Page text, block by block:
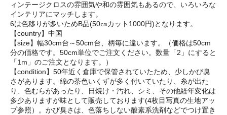
ィンテージクロスの雰囲気や和の雰囲気もあるので、いろいろな
インテリアにマッチします。
6は色移りが多いためB品(50㎝カット1000円)となります。
【country】中国
【size】幅30cm台～50cm台、柄毎に違います。（価格は50cm
分の価格です。50cm単位でご注文ください。数量「2」にすると
「1m」のご注文となります。）
【condition】50年近く倉庫で保管されていたため、少しかび臭
さがあります。綿の茶色いくずが多く付いていたり、糸が出た
り、色むらがあったり、日焼け・汚れ、シミ、その他経年変化は
多少ありますが味として販売しております(4枚目写真の生地アッ
プ参照）。かび臭さは、色落ちしない酸素系洗剤などでつけ置き